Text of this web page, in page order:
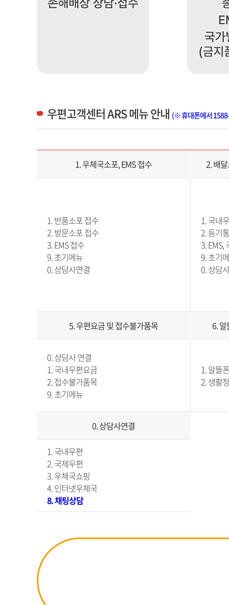
우편고객센터 ARS 메뉴 안내 (※ 휴대폰에서
우편고객센터 ARS 메뉴 안내 목록으로 1.우체국소포, EMS접수, 2.배달조회, 재배달일 및 배달장소 지정, 3.우체국쇼핑, 꽃배달, B2B, 4.우체국정보 및 우편번호, 5. 우편요금 및 접수불가품목, 6.알뜰폰, 생활정보홍보우편서비스, 7.인터넷우체국, 9.우편챗봇, 우편톡, 0.상담사 연결로 제공되어 있습니다.
1. 우체국소포, EMS 접수 2. 배
1. 반품소포 접수
2. 방문소포 접수
3. EMS 접수
9. 초기메뉴
0. 상담사연결
1. 국내
2. 등기
3. EMS,
9. 초기
0. 상담
5. 우편요금 및 접수불가품목 6.
0. 상담사 연결
1. 국내우편요금
2. 접수불가품목
9. 초기메뉴
1. 알뜰폰
2. 생활
0. 상담사연결
1. 국내우편
2. 국제우편
3. 우체국쇼핑
4. 인터넷우체국
8. 채팅상담